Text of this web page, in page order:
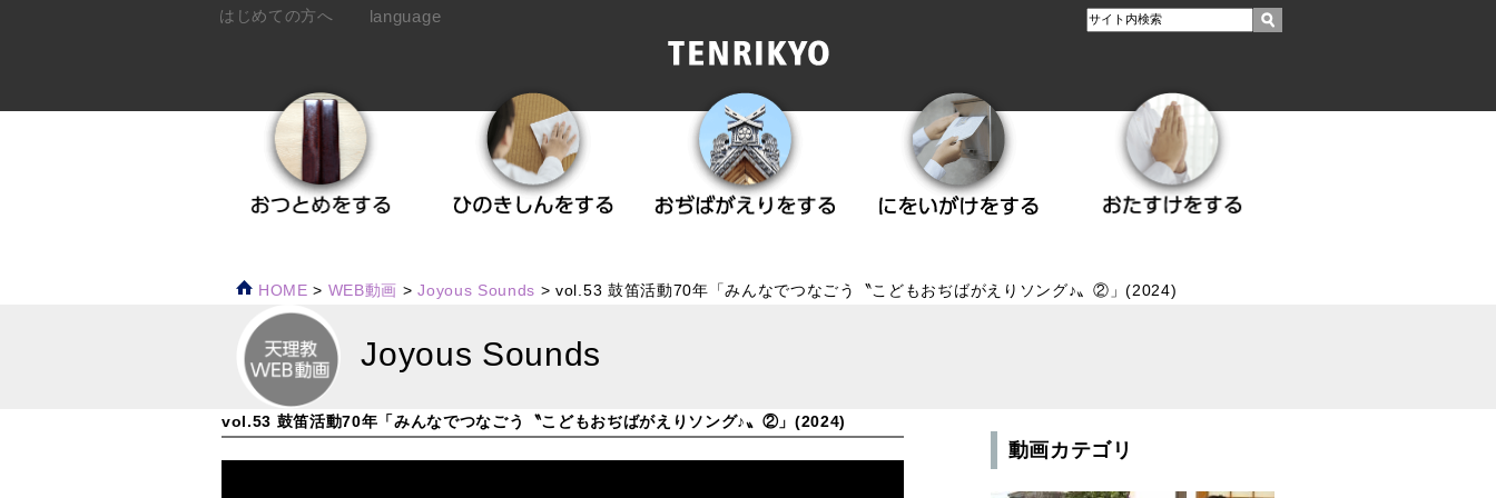
HOME > WEB動画 >Joyous Sounds >vol.53 鼓笛活動70年「みんなでつなごう〝こどもおぢばがえりソング♪〟②」(2024)
Joyous Sounds
vol.53 鼓笛活動70年「みんなでつなごう〝こどもおぢばがえりソング♪〟②」(2024)
動画カテゴリ
はじめての方へ language